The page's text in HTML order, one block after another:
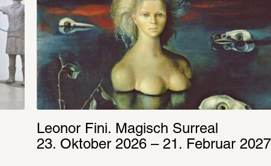
Leonor Fini. Magisch Surreal
23. Oktober 2026 – 21. Februar 2027